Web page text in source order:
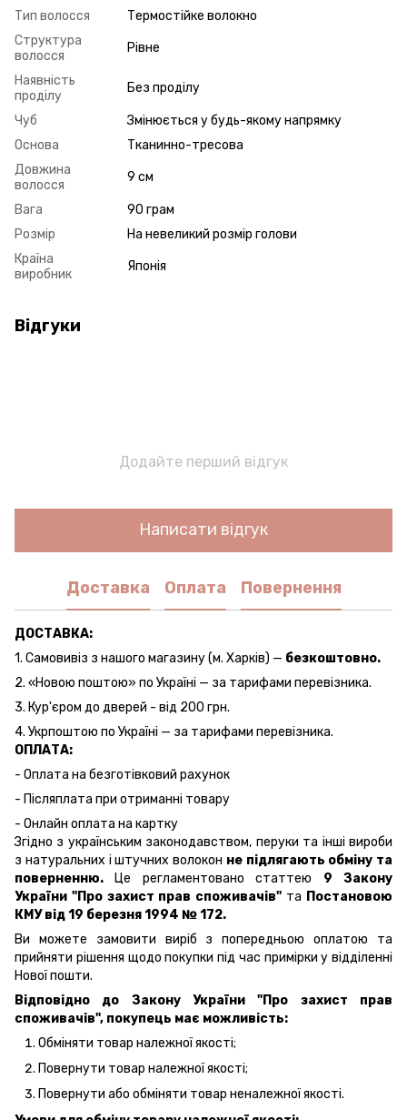
Тип волосся
Термостійке волокно
Структура
волосся
Рівне
Наявність
проділу
Без проділу
Чуб
Змінюється у будь-якому напрямку
Основа
Тканинно-тресова
Довжина
волосся
9 см
Вага
90 грам
Розмір
На невеликий розмір голови
Країна
виробник
Японія
Відгуки
Додайте перший відгук
Написати відгук
Доставка Оплата Повернення
ДОСТАВКА:
1. Самовивіз з нашого магазину (м. Харків) — безкоштовно.
2. «Новою поштою» по Україні — за тарифами перевізника.
3. Кур'єром до дверей - від 200 грн.
4. Укрпоштою по Україні — за тарифами перевізника.
ОПЛАТА:
- Оплата на безготівковий рахунок
- Післяплата при отриманні товару
- Онлайн оплата на картку
Згідно з українським законодавством, перуки та інші вироби
з натуральних і штучних волокон не підлягають обміну та
поверненню. Це регламентовано статтею 9 Закону
України "Про захист прав споживачів" та Постановою
КМУ від 19 березня 1994 № 172.
Ви можете замовити виріб з попередньою оплатою та
прийняти рішення щодо покупки під час примірки у відділенні
Нової пошти.
Відповідно до Закону України "Про захист прав
споживачів", покупець має можливість:
Обміняти товар належної якості;
Повернути товар належної якості;
Повернути або обміняти товар неналежної якості.